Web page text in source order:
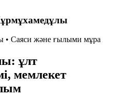
• Саяси және ғылыми мұра
ұлт
мемлекет